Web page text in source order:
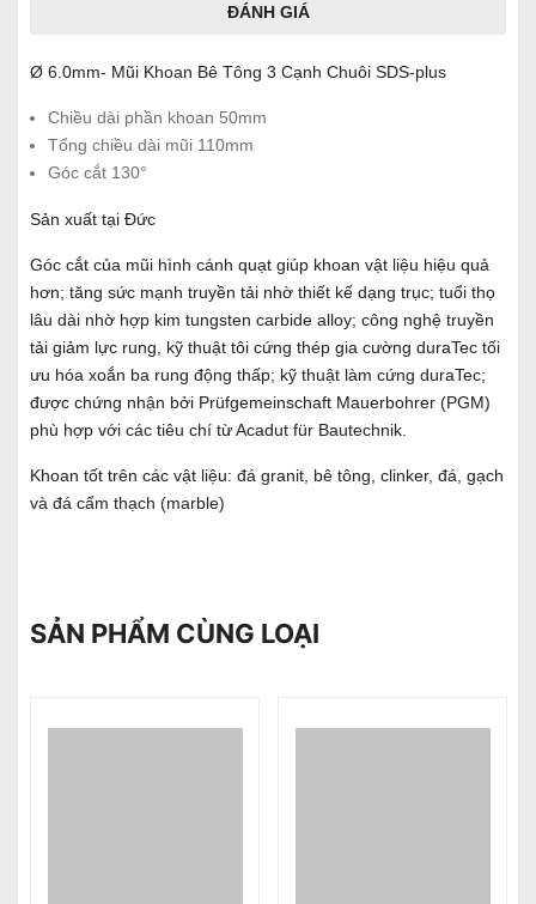
ĐÁNH GIÁ
Ø 6.0mm- Mũi Khoan Bê Tông 3 Cạnh Chuôi SDS-plus
Chiều dài phần khoan 50mm
Tổng chiều dài mũi 110mm
Góc cắt 130°
Sản xuất tại Đức
Góc cắt của mũi hình cánh quạt giúp khoan vật liệu hiệu quả
hơn; tăng sức mạnh truyền tải nhờ thiết kế dạng trục; tuổi thọ
lâu dài nhờ hợp kim tungsten carbide alloy; công nghệ truyền
tải giảm lực rung, kỹ thuật tôi cứng thép gia cường duraTec tối
ưu hóa xoắn ba rung động thấp; kỹ thuật làm cứng duraTec;
được chứng nhận bởi Prüfgemeinschaft Mauerbohrer (PGM)
phù hợp với các tiêu chí từ Acadut für Bautechnik.
Khoan tốt trên các vật liệu: đá granit, bê tông, clinker, đá, gạch
và đá cẩm thạch (marble)
SẢN PHẨM CÙNG LOẠI